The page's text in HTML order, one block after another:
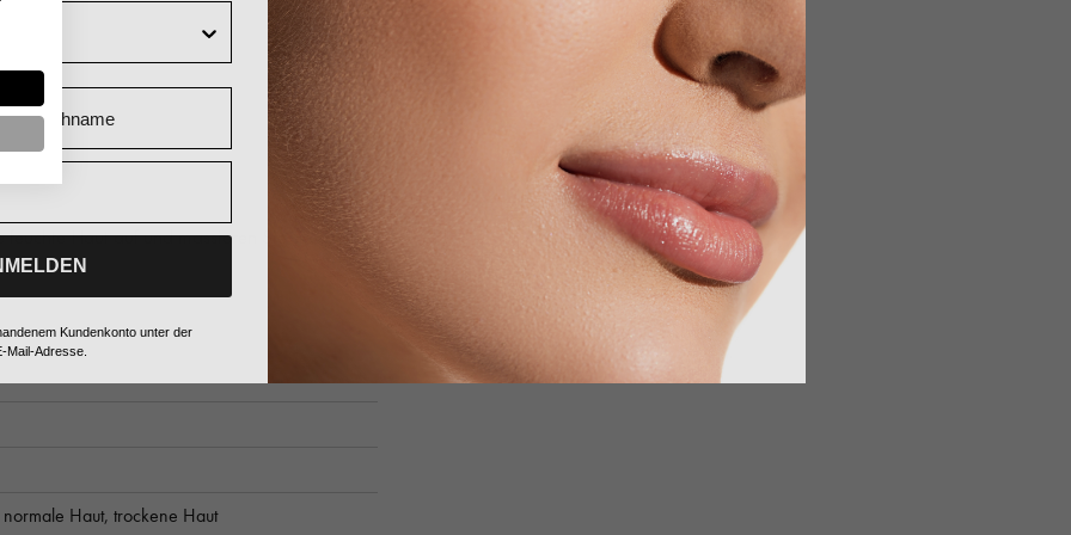
Haut auf und massieren Sie sie sanft
normale Haut, trockene Haut
Kundenkonto unter der
Mail-Adresse.